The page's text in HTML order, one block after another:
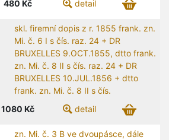
480 Kč detail
skl. firemní dopis z r. 1855 frank. zn.
Mi. č. 6 I s čís. raz. 24 + DR
BRUXELLES 9.OCT.1855, dtto frank.
zn. Mi. č. 8 II s čís. raz. 24 + DR
BRUXELLES 10.JUL.1856 + dtto
frank. zn. Mi. č. 8 II s čís.
1080 Kč detail
zn. Mi. č. 3 B ve dvoupásce, dále